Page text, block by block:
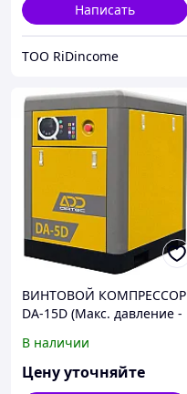
Написать
ТОО RiDincome
ВИНТОВОЙ КОМПРЕССОР
DA-15D (Макс. давление -
В наличии
Цену уточняйте